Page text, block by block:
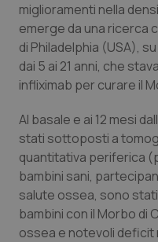
Abruzzo
Basilicata
Calabria
Campania
Emilia-Romagna
Friuli Venezia
QS Pro Gold
Artrite & artrosi
Asma & BPCO
Car-T
Colesterolo &
Dermatite
QS Club Newsletter
miglioramenti nella
emerge da una ricerca
di Philadelphia (USA),
dai 5 ai 21 anni, che
infliximab per curare il
Al basale e ai 12 mesi
stati sottoposti a
quantitativa periferica
bambini sani,
salute ossea, sono
bambini con il Morbo di
ossea e notevoli deficit